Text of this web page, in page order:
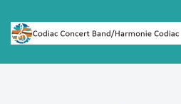
content